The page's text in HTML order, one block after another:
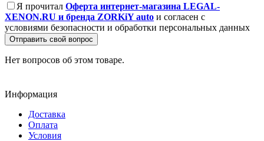
Я прочитал Оферта интернет-магазина LEGAL-
XENON.RU и бренда ZORKiY auto и согласен с
условиями безопасности и обработки персональных данных
Отправить свой вопрос
Нет вопросов об этом товаре.
Информация
Доставка
Оплата
Условия